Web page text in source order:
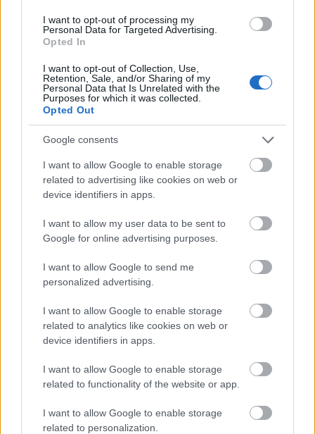
I want to opt-out of processing my
Personal Data for Targeted Advertising.
Opted In
I want to opt-out of Collection, Use,
Retention, Sale, and/or Sharing of my
Personal Data that Is Unrelated with the
Purposes for which it was collected.
Opted Out
Google consents
I want to allow Google to enable storage
related to advertising like cookies on web or
device identifiers in apps.
I want to allow my user data to be sent to
Google for online advertising purposes.
I want to allow Google to send me
personalized advertising.
I want to allow Google to enable storage
related to analytics like cookies on web or
device identifiers in apps.
I want to allow Google to enable storage
related to functionality of the website or app.
I want to allow Google to enable storage
related to personalization.
Felhasználható fogyasztói cikkek formájában
irdatlan hulladékmennyiség termelődik évente az
belső piacot és a fogyasztást figyelő bizottsága
(IMCO) tíz éve kampányol a javítás jogáért. A
hulladékmennyiség negatív környezeti hatása évről
évre nő, évente…
Nyomtatott műalkotások
újrahasznosított műanyagokból
• 2023. október 26.